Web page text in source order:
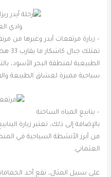
وادي
– زيارة مرتفعات آيدر وغيرها من
الطبيعية لمنطقة البحر الأسود،
سياحية مميزة لعشاق الطبيعة
– ينابيع المياه الساخنة
بالإضافة إلى ذلك، تعتبر زيارة
من أبرز الأنشطة السياحية في
العثماني.
على سبيل المثال، تقع أحد